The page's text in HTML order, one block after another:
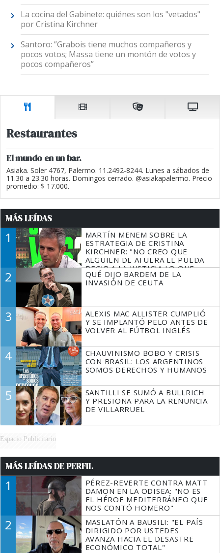
La cocina del Gabinete: quiénes son los "vetados"
por Cristina Kirchner
Santoro: ”Grabois tiene muchos compañeros y
pocos votos; Massa tiene un montón de votos y
pocos compañeros”
Restaurantes
El mundo en un bar.
Asiaka. Soler 4767, Palermo. 11.2492-8244. Lunes a sábados de
11.30 a 23.30 horas. Domingos cerrado. @asiakapalermo. Precio
promedio: $ 17.000.
MÁS LEÍDAS
1
MARTÍN MENEM SOBRE LA
ESTRATEGIA DE CRISTINA
KIRCHNER: "NO CREO QUE
ALGUIEN DE AFUERA LE PUEDA
DECIR A LA JUSTICIA LO QUE
TIENE QUE HACER"
2
QUÉ DIJO BARDEM DE LA
INVASIÓN DE CEUTA
3
ALEXIS MAC ALLISTER CUMPLIÓ
Y SE IMPLANTÓ PELO ANTES DE
VOLVER AL FÚTBOL INGLÉS
4
CHAUVINISMO BOBO Y CRISIS
CON BRASIL: LOS ARGENTINOS
SOMOS DERECHOS Y HUMANOS
5
SANTILLI SE SUMÓ A BULLRICH
Y PRESIONA PARA LA RENUNCIA
DE VILLARRUEL
Espacio Publicitario
MÁS LEÍDAS DE PERFIL
1
PÉREZ-REVERTE CONTRA MATT
DAMON EN LA ODISEA: "NO ES
EL HÉROE MEDITERRÁNEO QUE
NOS CONTÓ HOMERO"
2
MASLATÓN A BAUSILI: "EL PAÍS
DIRIGIDO POR USTEDES
AVANZA HACIA EL DESASTRE
ECONÓMICO TOTAL"